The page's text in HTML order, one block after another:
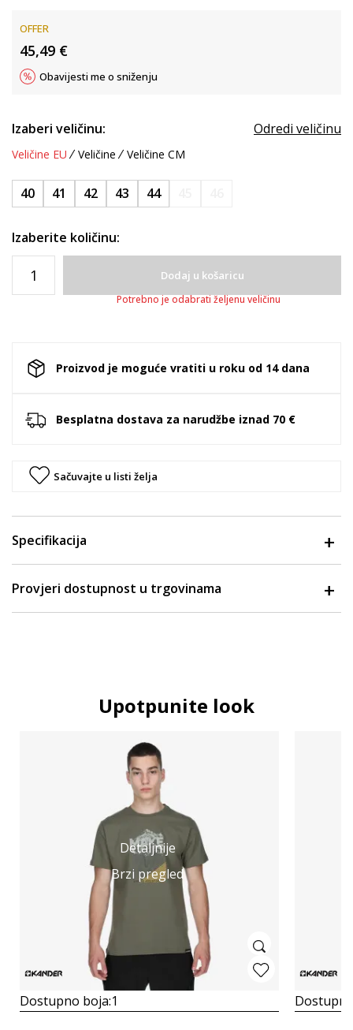
OFFER
45,49 €
Obavijesti me o sniženju
Izaberi veličinu: Odredi veličinu
Veličine EU Veličine Veličine CM
40 41 42 43 44
Izaberite količinu:
Dodaj u košaricu
Potrebno je odabrati željenu veličinu
Proizvod je moguće vratiti u roku od 14 dana
Besplatna dostava za narudžbe iznad 70 €
Sačuvajte u listi želja
Specifikacija
Provjeri dostupnost u trgovinama
Upotpunite look
Detaljnije
Brzi pregled
Dostupno boja:1